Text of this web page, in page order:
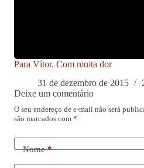
Para Vítor. Com muita dor
31 de dezembro de 2015
Deixe um comentário
O seu endereço de e-mail não será
são marcados com *
Nome*